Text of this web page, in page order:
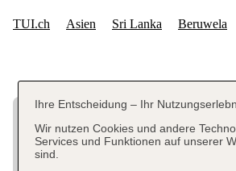
Ihre Entscheidung – Ihr
Wir nutzen Cookies und andere
Services und Funktionen auf unserer
sind.